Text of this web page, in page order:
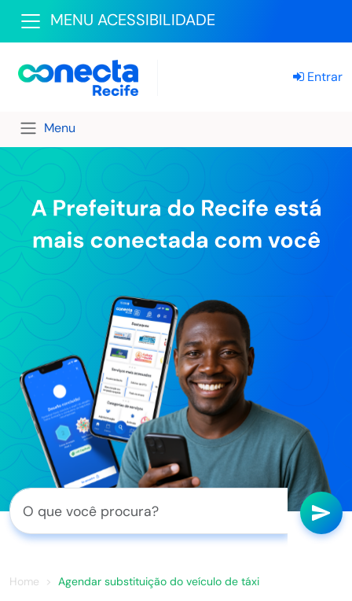
MENU ACESSIBILIDADE
Entrar
Menu
Home Agendar substituição do veículo de táxi